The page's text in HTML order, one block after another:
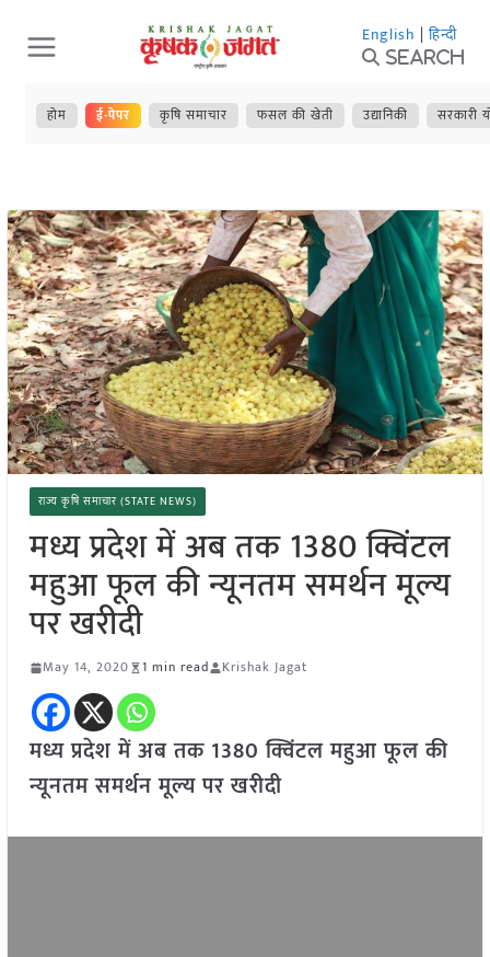
Skip
to
content
English | हिन्दी
Search
होम ई-पेपर कृषि समाचार फसल की खेती उद्यानिकी सरकारी
राज्य कृषि समाचार (STATE NEWS)
मध्य प्रदेश में अब तक 1380 क्विंटल
महुआ फूल की न्यूनतम समर्थन मूल्य
पर खरीदी
May 14, 2020 1 min read Krishak Jagat
मध्य प्रदेश में अब तक 1380 क्विंटल महुआ फूल की
न्यूनतम समर्थन मूल्य पर खरीदी